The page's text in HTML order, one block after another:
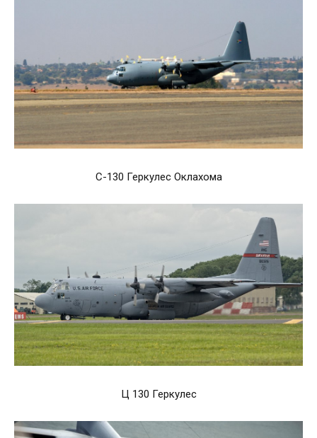
C-130 Геркулес Оклахома
Ц 130 Геркулес